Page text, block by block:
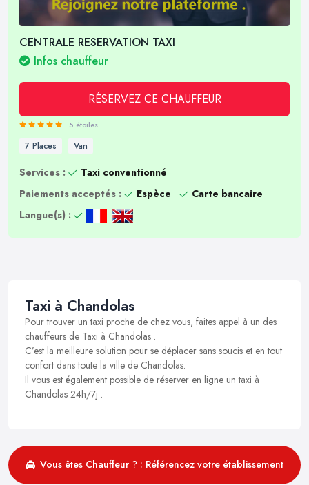
CENTRALE RESERVATION TAXI
Infos chauffeur
RÉSERVEZ CE CHAUFFEUR
5 étoiles
7 Places Van
Services :
Taxi conventionné
Paiements acceptés :
Espèce
Carte bancaire
Langue(s) :
Taxi à Chandolas
Pour trouver un taxi proche de chez vous, faites appel à un des
chauffeurs de Taxi à Chandolas .
C’est la meilleure solution pour se déplacer sans soucis et en tout
confort dans toute la ville de Chandolas.
Il vous est également possible de réserver en ligne un taxi à
Chandolas 24h/7j .
Vous êtes Chauffeur ? : Référencez votre établissement